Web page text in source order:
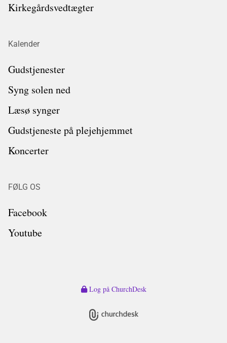
Kirkegårdsvedtægter
Kalender
Gudstjenester
Syng solen ned
Læsø synger
Gudstjeneste på plejehjemmet
Koncerter
FØLG OS
Facebook
Youtube
Log på ChurchDesk